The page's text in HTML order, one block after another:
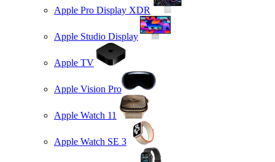
Apple Pro Display XDR
Apple Studio Display
Apple TV
Apple Vision Pro
Apple Watch 11
Apple Watch SE 3